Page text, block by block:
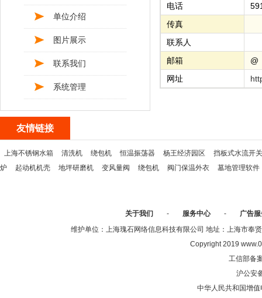
单位介绍
图片展示
联系我们
系统管理
电话
传真
联系人
邮箱
@
网址
友情链接
上海不锈钢水箱 清洗机 绕包机 恒温振荡器 杨王经济园区
挡板式水流开关
炉
起动机机壳 地坪研磨机 变风量阀 绕包机 阀门保温外衣 墓地管理软件
关于我们 - 服务中心 -
广告
维护单位：上海瑰石网络信息科技有限公司 地址：上海市
Copyright 2019
工信部备
沪公安
中华人民共和国增